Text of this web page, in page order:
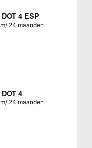
4 ESP
24 maanden
4
24 maanden